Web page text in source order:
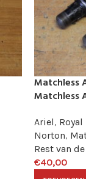
Matchless
Matchless
Ariel,
Norton,
Rest van
€40,00